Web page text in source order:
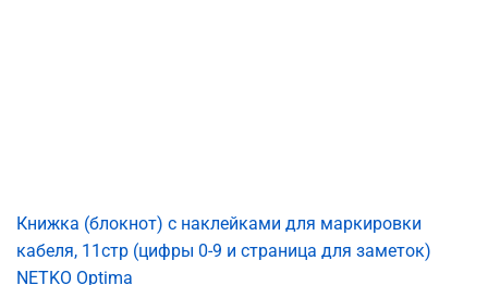
Книжка (блокнот) с наклейками для маркировки
кабеля, 11стр (цифры 0-9 и страница для заметок)
NETKO Optima